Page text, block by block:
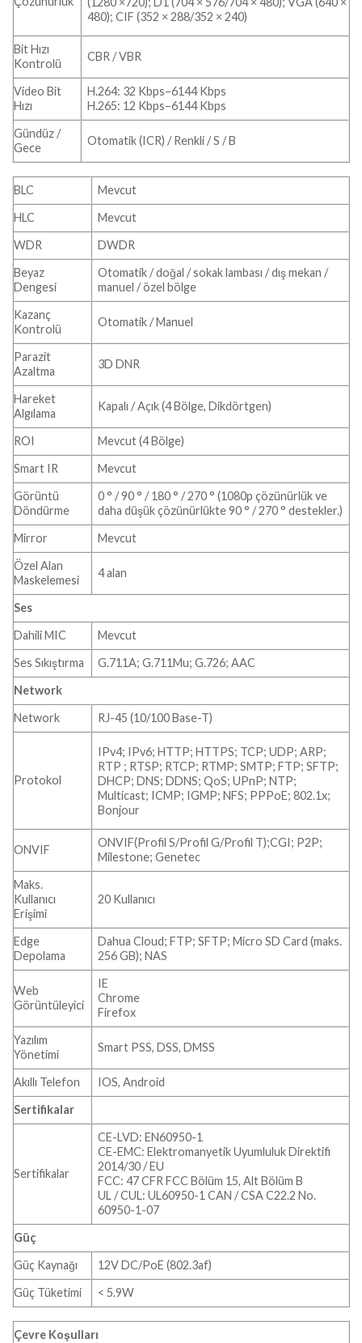
480); CIF (352 × 288/352 × 240)
Bit Hızı
Kontrolü
CBR / VBR
Video Bit
Hızı
H.264: 32 Kbps–6144 Kbps
H.265: 12 Kbps–6144 Kbps
Gündüz /
Gece
Otomatik (ICR) / Renkli / S / B
BLC
Mevcut
HLC
Mevcut
WDR
DWDR
Beyaz
Dengesi
Otomatik / doğal / sokak lambası / dış mekan /
manuel / özel bölge
Kazanç
Kontrolü
Otomatik / Manuel
Parazit
Azaltma
3D DNR
Hareket
Algılama
Kapalı / Açık (4 Bölge, Dikdörtgen)
ROI
Mevcut (4 Bölge)
Smart IR
Mevcut
Görüntü
Döndürme
0 ° / 90 ° / 180 ° / 270 ° (1080p çözünürlük ve
daha düşük çözünürlükte 90 ° / 270 ° destekler.)
Mirror
Mevcut
Özel Alan
Maskelemesi
4 alan
Ses
Dahili MIC
Mevcut
Ses Sıkıştırma
G.711A; G.711Mu; G.726; AAC
Network
Network
RJ-45 (10/100 Base-T)
Protokol
IPv4; IPv6; HTTP; HTTPS; TCP; UDP; ARP;
RTP ; RTSP; RTCP; RTMP; SMTP; FTP; SFTP;
DHCP; DNS; DDNS; QoS; UPnP; NTP;
Multicast; ICMP; IGMP; NFS; PPPoE; 802.1x;
Bonjour
ONVIF
ONVIF(Profil S/Profil G/Profil T);CGI; P2P;
Milestone; Genetec
Maks.
Kullanıcı
Erişimi
20 Kullanıcı
Edge
Depolama
Dahua Cloud; FTP; SFTP; Micro SD Card (maks.
256 GB); NAS
Web
Görüntüleyici
IE
Chrome
Firefox
Yazılım
Yönetimi
Smart PSS, DSS, DMSS
Akıllı Telefon
IOS, Android
Sertifikalar
Sertifikalar
CE-LVD: EN60950-1
CE-EMC: Elektromanyetik Uyumluluk Direktifi
2014/30 / EU
FCC: 47 CFR FCC Bölüm 15, Alt Bölüm B
UL / CUL: UL60950-1 CAN / CSA C22.2 No.
60950-1-07
Güç
Güç Kaynağı
12V DC/PoE (802.3af)
Güç Tüketimi
< 5.9W
Çevre Koşulları